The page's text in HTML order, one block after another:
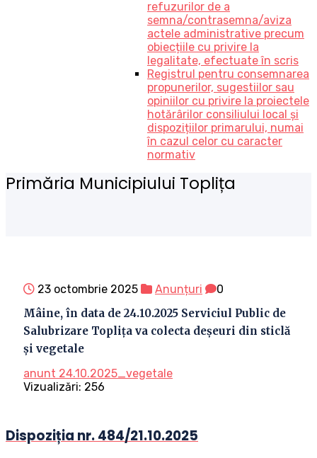
refuzurilor de a
semna/contrasemna/aviza
actele administrative precum
obiecțiile cu privire la
legalitate, efectuate în scris
Registrul pentru consemnarea
propunerilor, sugestiilor sau
opiniilor cu privire la proiectele
hotărârilor consiliului local și
dispozițiilor primarului, numai
în cazul celor cu caracter
normativ
Primăria Municipiului Toplița
23 octombrie 2025 Anunțuri
0
Mâine, în data de 24.10.2025 Serviciul Public de
Salubrizare Toplița va colecta deșeuri din sticlă
și vegetale
anunt 24.10.2025_vegetale
Vizualizări: 256
Dispoziția nr. 484/21.10.2025